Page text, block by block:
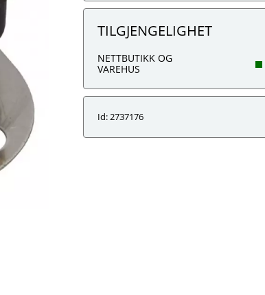
TILGJENGELIGHET
NETTBUTIKK OG
VAREHUS
Id: 2737176